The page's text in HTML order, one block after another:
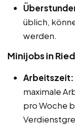
üblich,
werden.
Minijobs in
Arbeitszeit:
maximale
pro Woche